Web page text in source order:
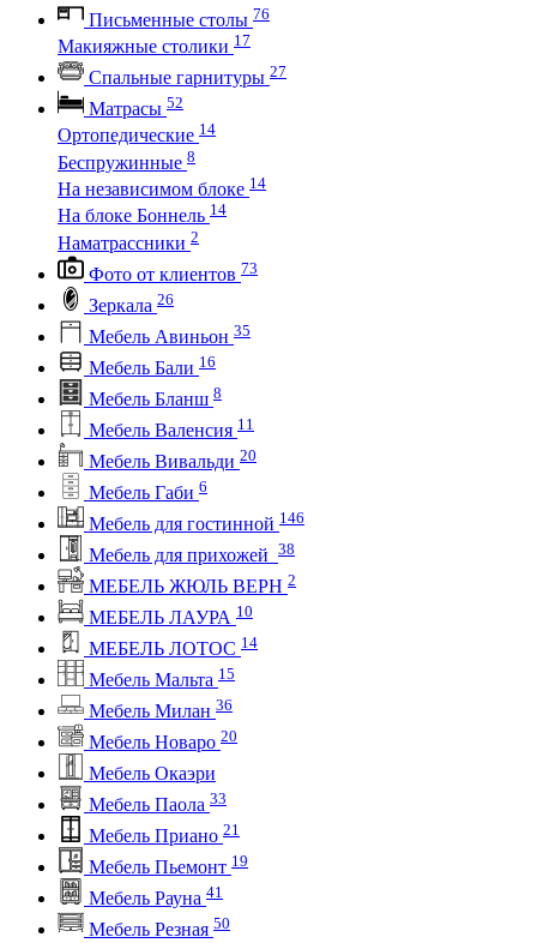
Письменные столы 76
Макияжные столики 17
Спальные гарнитуры 27
Матрасы 52
Ортопедические 14
Беспружинные 8
На независимом блоке 14
На блоке Боннель 14
Наматрассники 2
Фото от клиентов 73
Зеркала 26
Мебель Авиньон 35
Мебель Бали 16
Мебель Бланш 8
Мебель Валенсия 11
Мебель Вивальди 20
Мебель Габи 6
Мебель для гостинной 146
Мебель для прихожей 38
МЕБЕЛЬ ЖЮЛЬ ВЕРН 2
МЕБЕЛЬ ЛАУРА 10
МЕБЕЛЬ ЛОТОС 14
Мебель Мальта 15
Мебель Милан 36
Мебель Новаро 20
Мебель Окаэри
Мебель Паола 33
Мебель Приано 21
Мебель Пьемонт 19
Мебель Рауна 41
Мебель Резная 50